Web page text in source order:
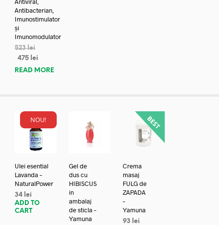
Antibacterian,
Imunostimulator
și
Imunomodulator
523lei
475 lei
READ MORE
NOU!
Ulei esential
Lavanda –
NaturalPower
34 lei
ADD TO
CART
Gel de
dus cu
HIBISCUS
in
ambalaj
de sticla –
Yamuna
Crema
masaj
FULG de
ZAPADA
–
Yamuna
93
lei